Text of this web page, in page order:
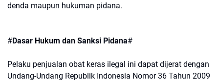
denda maupun hukuman pidana.
#​Dasar Hukum dan Sanksi Pidana#
​Pelaku penjualan obat keras ilegal ini dapat dijerat dengan
Undang-Undang Republik Indonesia Nomor 36 Tahun 2009